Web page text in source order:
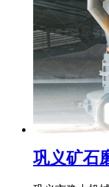
巩义矿石